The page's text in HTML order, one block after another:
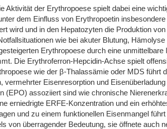
der Erythropoese spielt dabei eine
dem Einfluss von Erythropoetin
wird und in den Hepatozyten die Produktion
wie bei akuter Blutung,
Erythropoese durch eine unmittelbare
Die Erythroferron-Hepcidin-Achse spielt
wie der β-Thalassämie oder MDS führt
Eisenresorption und
(EPO) assoziiert sind wie chronische
erniedrigte ERFE-Konzentration und ein
und zu einem funktionellen Eisenmangel führt
von überragender Bedeutung, sie öffnete auch